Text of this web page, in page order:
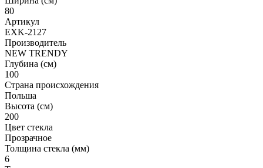
80
Артикул
EXK-2127
Производитель
NEW TRENDY
Глубина (см)
100
Страна происхождения
Польша
Высота (см)
200
Цвет стекла
Прозрачное
Толщина стекла (мм)
6